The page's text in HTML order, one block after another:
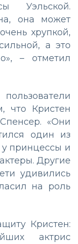
Уэльской.
она может
хрупкой,
а это
– отметил
что Кристен
«Они
один из
у принцессы и
Другие
удивились
на роль
Кристен:
актрис